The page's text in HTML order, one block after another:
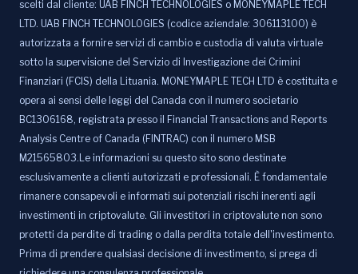
scelti dal cliente: UAB FINCH TECHNOLOGIES o MONEYMAPLE TECH
LTD. UAB FINCH TECHNOLOGIES (codice aziendale: 306113100) è
autorizzata a fornire servizi di cambio e custodia di valuta virtuale
sotto la supervisione del Servizio di Investigazione dei Crimini
Finanziari (FCIS) della Lituania. MONEYMAPLE TECH LTD è costituita e
opera ai sensi delle leggi del Canada con il numero societario
BC1306168, registrata presso il Financial Transactions and Reports
Analysis Centre of Canada (FINTRAC) con il numero MSB
M21565803.Le informazioni su questo sito sono destinate
esclusivamente a clienti autorizzati e professionali. È fondamentale
rimanere consapevoli e informati sui potenziali rischi inerenti agli
investimenti in criptovalute. Gli investitori in criptovalute non sono
protetti da perdite di trading o dalla perdita totale dell'investimento.
Prima di prendere qualsiasi decisione di investimento, si prega di